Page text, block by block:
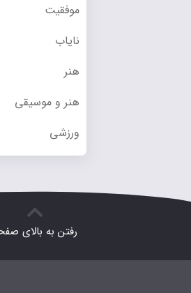
موفقیت
نایاب
هنر
هنر و موسیقی
ورزشی
رفتن به بالای صفحه